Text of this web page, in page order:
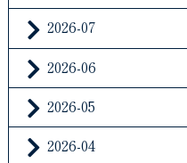
2026-07
2026-06
2026-05
2026-04